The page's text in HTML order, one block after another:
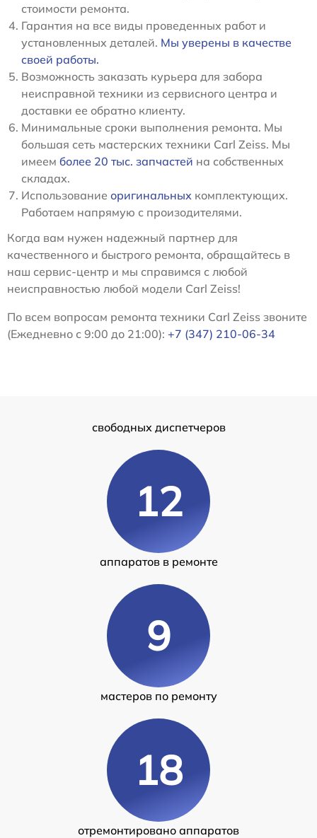
стоимости ремонта.
Гарантия на все виды проведенных работ и
установленных деталей. Мы уверены в качестве
своей работы.
Возможность заказать курьера для забора
неисправной техники из сервисного центра и
доставки ее обратно клиенту.
Минимальные сроки выполнения ремонта. Мы
большая сеть мастерских техники Carl Zeiss. Мы
имеем более 20 тыс. запчастей на собственных
складах.
Использование оригинальных комплектующих.
Работаем напрямую с произодителями.
Когда вам нужен надежный партнер для
качественного и быстрого ремонта, обращайтесь в
наш сервис-центр и мы справимся с любой
неисправностью любой модели Carl Zeiss!
По всем вопросам ремонта техники Carl Zeiss звоните
(Ежедневно с 9:00 до 21:00): +7 (347) 210-06-34
свободных диспетчеров
12
аппаратов в ремонте
9
мастеров по ремонту
18
отремонтировано аппаратов